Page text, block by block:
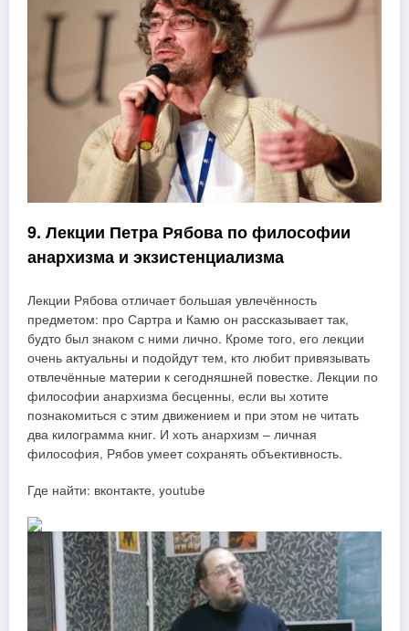
9. Лекции Петра Рябова по философии
анархизма и экзистенциализма
Лекции Рябова отличает большая увлечённость
предметом: про Сартра и Камю он рассказывает так,
будто был знаком с ними лично. Кроме того, его лекции
очень актуальны и подойдут тем, кто любит привязывать
отвлечённые материи к сегодняшней повестке. Лекции по
философии анархизма бесценны, если вы хотите
познакомиться с этим движением и при этом не читать
два килограмма книг. И хоть анархизм – личная
философия, Рябов умеет сохранять объективность.
Где найти: вконтакте, youtube